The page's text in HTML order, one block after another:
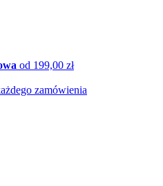
od 199,00 zł
zamówienia